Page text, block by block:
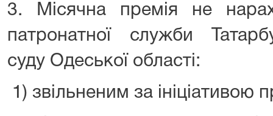
3. Місячна премія не
патронатної служби
суду Одеської області:
1) звільненим за ініціативою